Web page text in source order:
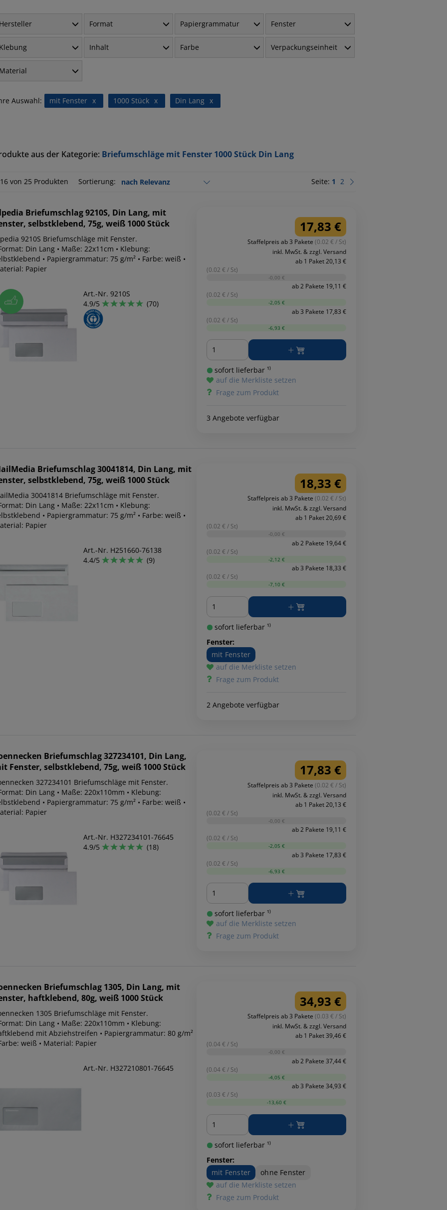
Format Papiergrammatur Fenster
Inhalt Farbe Verpackungseinheit
Auswahl: x
mit Fenster x
1000 Stück x
Din Lang
aus der Kategorie: Briefumschläge mit Fenster 1000 Stück Din Lang
von 25 Produkten Sortierung: Seite: 1 2
Briefumschlag 9210S, Din Lang, mit
selbstklebend, 75g, weiß 1000 Stück
9210S Briefumschläge mit Fenster.
Din Lang • Maße: 22x11cm • Klebung:
• Papiergrammatur: 75 g/m² • Farbe: weiß •
Papier
Art.-Nr. 9210S
4.9/5
(70)
17,83 €
Staffelpreis ab 3 Pakete (0.02 € / St)
inkl. MwSt. & zzgl. Versand
ab 1 Paket 20,13 €
(0.02 € / St)
-0,00 €
ab 2 Pakete 19,11 €
(0.02 € / St)
-2,05 €
ab 3 Pakete 17,83 €
(0.02 € / St)
-6,93 €
Menge
sofort lieferbar ¹⁾
auf die Merkliste setzen
Frage zum Produkt
3 Angebote verfügbar
Briefumschlag 30041814, Din Lang, mit
selbstklebend, 75g, weiß 1000 Stück
30041814 Briefumschläge mit Fenster.
Din Lang • Maße: 22x11cm • Klebung:
• Papiergrammatur: 75 g/m² • Farbe: weiß •
Papier
Art.-Nr. H251660-76138
4.4/5
(9)
18,33 €
Staffelpreis ab 3 Pakete (0.02 € / St)
inkl. MwSt. & zzgl. Versand
ab 1 Paket 20,69 €
(0.02 € / St)
-0,00 €
ab 2 Pakete 19,64 €
(0.02 € / St)
-2,12 €
ab 3 Pakete 18,33 €
(0.02 € / St)
-7,10 €
Menge
sofort lieferbar ¹⁾
Fenster:
mit Fenster
auf die Merkliste setzen
Frage zum Produkt
2 Angebote verfügbar
Briefumschlag 327234101, Din Lang,
Fenster, selbstklebend, 75g, weiß 1000 Stück
327234101 Briefumschläge mit Fenster.
Din Lang • Maße: 220x110mm • Klebung:
• Papiergrammatur: 75 g/m² • Farbe: weiß •
Papier
Art.-Nr. H327234101-76645
4.9/5
(18)
17,83 €
Staffelpreis ab 3 Pakete (0.02 € / St)
inkl. MwSt. & zzgl. Versand
ab 1 Paket 20,13 €
(0.02 € / St)
-0,00 €
ab 2 Pakete 19,11 €
(0.02 € / St)
-2,05 €
ab 3 Pakete 17,83 €
(0.02 € / St)
-6,93 €
Menge
sofort lieferbar ¹⁾
auf die Merkliste setzen
Frage zum Produkt
Briefumschlag 1305, Din Lang, mit
haftklebend, 80g, weiß 1000 Stück
1305 Briefumschläge mit Fenster.
Din Lang • Maße: 220x110mm • Klebung:
mit Abziehstreifen • Papiergrammatur: 80 g/m²
weiß • Material: Papier
Art.-Nr. H327210801-76645
34,93 €
Staffelpreis ab 3 Pakete (0.03 € / St)
inkl. MwSt. & zzgl. Versand
ab 1 Paket 39,46 €
(0.04 € / St)
-0,00 €
ab 2 Pakete 37,44 €
(0.04 € / St)
-4,05 €
ab 3 Pakete 34,93 €
(0.03 € / St)
-13,60 €
Menge
sofort lieferbar ¹⁾
Fenster:
mit Fenster
ohne Fenster
auf die Merkliste setzen
Frage zum Produkt